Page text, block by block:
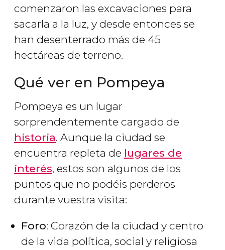
comenzaron las excavaciones para
sacarla a la luz, y desde entonces se
han desenterrado más de 45
hectáreas de terreno.
Qué ver en Pompeya
Pompeya es un lugar
sorprendentemente cargado de
historia. Aunque la ciudad se
encuentra repleta de lugares de
interés, estos son algunos de los
puntos que no podéis perderos
durante vuestra visita:
Foro: Corazón de la ciudad y centro
de la vida política, social y religiosa